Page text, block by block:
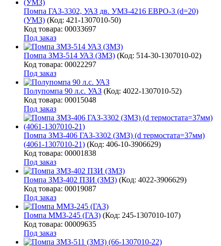
Помпа ГАЗ-3302, УАЗ дв. УМЗ-4216 ЕВРО-3 (d=20)
(УМЗ) (Код: 421-1307010-50)
Код товара: 00033697
Под заказ
Помпа ЗМЗ-514 УАЗ (ЗМЗ) (Код: 514-30-1307010-02)
Код товара: 00022297
Под заказ
Полупомпа 90 л.с. УАЗ (Код: 4022-1307010-52)
Код товара: 00015048
Под заказ
Помпа ЗМЗ-406 ГАЗ-3302 (ЗМЗ) (d термостата=37мм)
(4061-1307010-21) (Код: 406-10-3906629)
Код товара: 00001838
Под заказ
Помпа ЗМЗ-402 ПЗИ (ЗМЗ) (Код: 4022-3906629)
Код товара: 00019087
Под заказ
Помпа ММЗ-245 (ГАЗ) (Код: 245-1307010-107)
Код товара: 00009635
Под заказ